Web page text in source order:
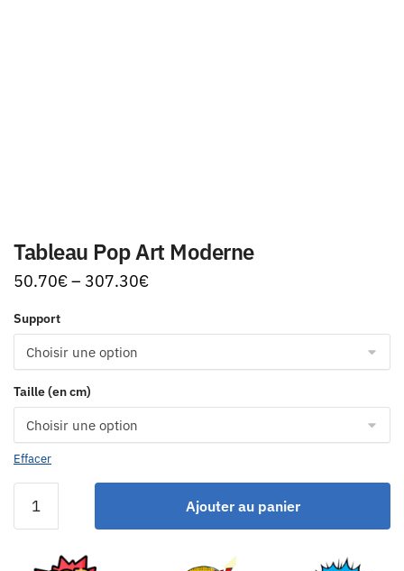
Tableau Pop Art Moderne
50.70€– 307.30€
Support
Taille (en cm)
Effacer
Ajouter au panier